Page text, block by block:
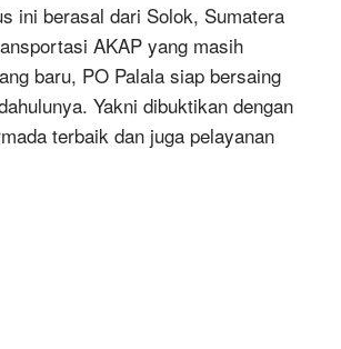
ini berasal dari Solok, Sumatera
AKAP yang masih
baru, PO Palala siap bersaing
Yakni dibuktikan dengan
terbaik dan juga pelayanan